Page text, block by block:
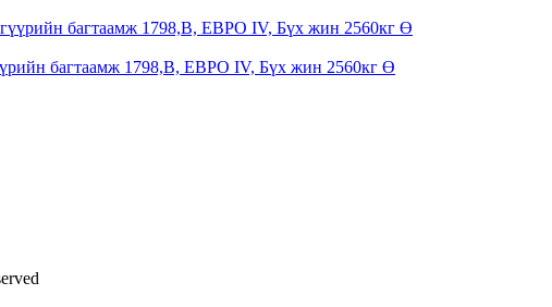
багтаамж 1798,B, ЕВРО IV, Бүх жин 2560кг Ө